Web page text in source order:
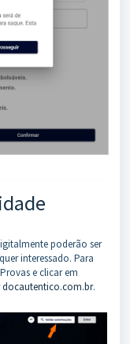
poderão ser
interessado. Para
e clicar em
docautentico.com.br.